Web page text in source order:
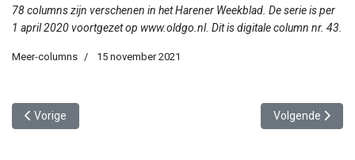
78 columns zijn verschenen in het Harener Weekblad. De serie is per
1 april 2020 voortgezet op www.oldgo.nl. Dit is digitale column nr. 43.
Meer-columns 15 november 2021
Vorig artikel: Verf en limonade uit Glimmen
Vorige Volgende
Volgende